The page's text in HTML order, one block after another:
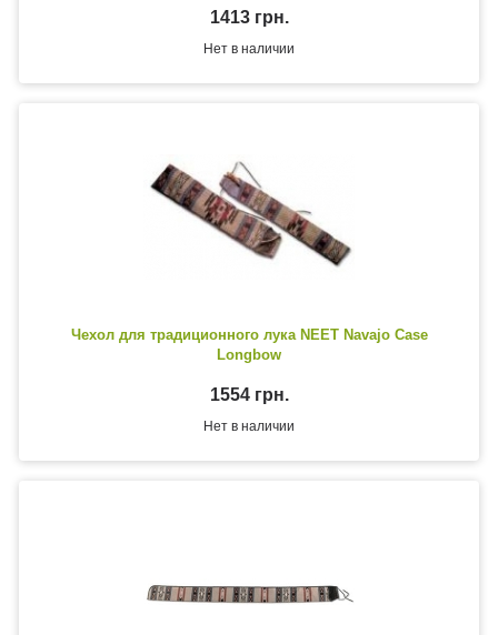
1413 грн.
Нет в наличии
Чехол для традиционного лука NEET Navajo Case
Longbow
1554 грн.
Нет в наличии